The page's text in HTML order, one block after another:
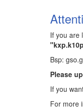
If you are
Bsp:
Please
If you
For more